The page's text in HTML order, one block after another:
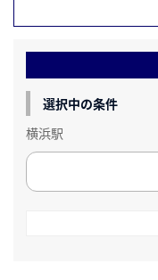
選択中の条件
横浜駅